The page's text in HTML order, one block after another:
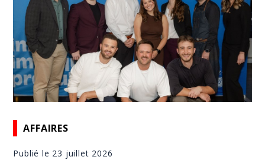
AFFAIRES
Publié le 23 juillet 2026